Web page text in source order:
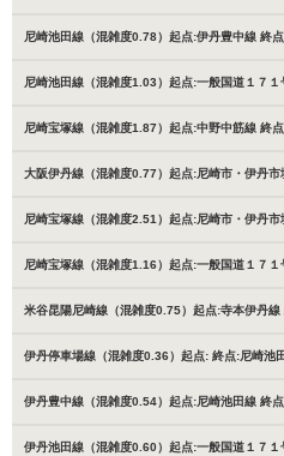
尼崎池田線（混雑度0.78）起点:伊丹豊中線 終
尼崎池田線（混雑度1.03）起点:一般国道１７
尼崎宝塚線（混雑度1.87）起点:中野中筋線 終
大阪伊丹線（混雑度0.77）起点:尼崎市・伊丹
尼崎宝塚線（混雑度2.51）起点:尼崎市・伊丹
尼崎宝塚線（混雑度1.16）起点:一般国道１７
米谷昆陽尼崎線（混雑度0.75）起点:寺本伊丹
伊丹停車場線（混雑度0.36）起点: 終点:尼崎池
伊丹豊中線（混雑度0.54）起点:尼崎池田線 終
伊丹池田線（混雑度0.60）起点:一般国道１７